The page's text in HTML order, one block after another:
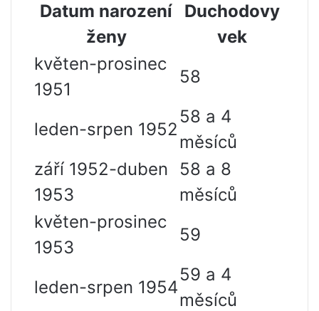
Datum narození
ženy
Duchodovy
vek
květen-prosinec
1951
58
leden-srpen 1952
58 a 4
měsíců
září 1952-duben
1953
58 a 8
měsíců
květen-prosinec
1953
59
leden-srpen 1954
59 a 4
měsíců